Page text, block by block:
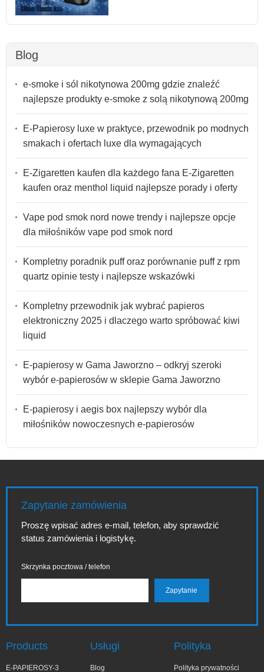
Blog
e-smoke i sól nikotynowa 200mg gdzie znaleźć
najlepsze produkty e-smoke z solą nikotynową 200mg
E-Papierosy luxe w praktyce, przewodnik po modnych
smakach i ofertach luxe dla wymagających
E-Zigaretten kaufen dla każdego fana E-Zigaretten
kaufen oraz menthol liquid najlepsze porady i oferty
Vape pod smok nord nowe trendy i najlepsze opcje
dla miłośników vape pod smok nord
Kompletny poradnik puff oraz porównanie puff z rpm
quartz opinie testy i najlepsze wskazówki
Kompletny przewodnik jak wybrać papieros
elektroniczny 2025 i dlaczego warto spróbować kiwi
liquid
E-papierosy w Gama Jaworzno – odkryj szeroki
wybór e-papierosów w sklepie Gama Jaworzno
E-papierosy i aegis box najlepszy wybór dla
miłośników nowoczesnych e-papierosów
Zapytanie zamówienia
Proszę wpisać adres e-mail, telefon, aby sprawdzić
status zamówienia i logistykę.
Skrzynka pocztowa / telefon
Products
E-PAPIEROSY-3
Usługi
Blog
Polityka
Polityka prywatności